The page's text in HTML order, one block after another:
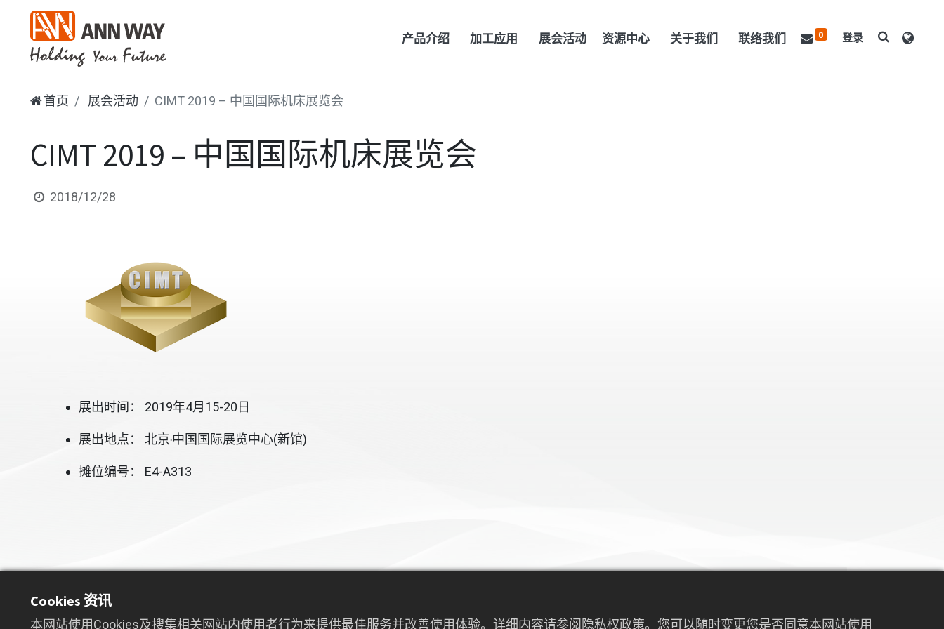
产品介绍 加工应用 展会活动 资源中心 关于我们 联络我们 0 登录
首页 展会活动 CIMT 2019 – 中国国际机床展览会
CIMT 2019 – 中国国际机床展览会
2018/12/28
展出时间： 2019年4月15-20日
展出地点： 北京‧中国国际展览中心(新馆)
摊位编号： E4-A313
Cookies 资讯
本网站使用Cookies及搜集相关网站内使用者行为来提供最佳服务并改善使用体验。详细内容请参阅隐私权政策。您可以随时变更您是否同意本网站使用